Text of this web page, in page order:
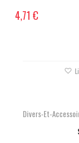
4,71 €
Divers-Et-